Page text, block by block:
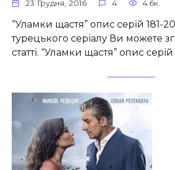
23 Грудня, 2016 4 4.6к.
“Уламки щастя” опис серій 181-
турецького серіалу Ви можете
статті. “Уламки щастя” опис серій